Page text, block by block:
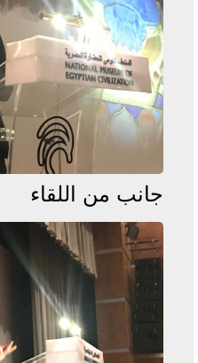
جانب من اللقاء